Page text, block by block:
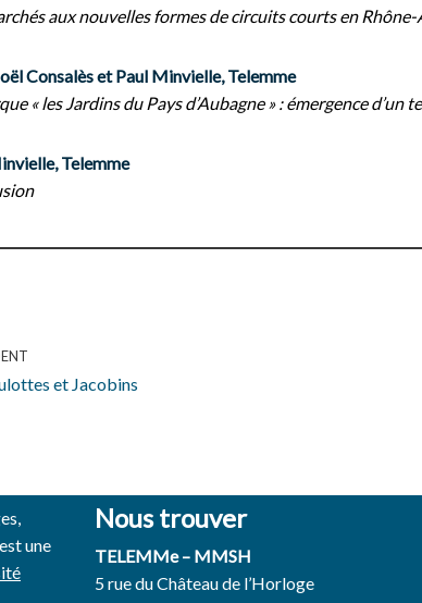
aux nouvelles formes de circuits courts en Rhône-
Consalès et Paul Minvielle, Telemme
« les Jardins du Pays d’Aubagne » : émergence
Telemme
et Jacobins
une
Nous trouver
TELEMMe – MMSH
5 rue du Château de l’Horloge